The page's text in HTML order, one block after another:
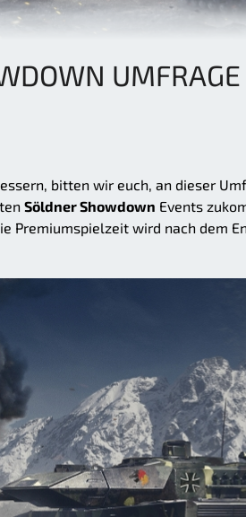
UMFRAGE
bitten wir euch, an dieser
Söldner Showdown Events
Premiumspielzeit wird nach dem